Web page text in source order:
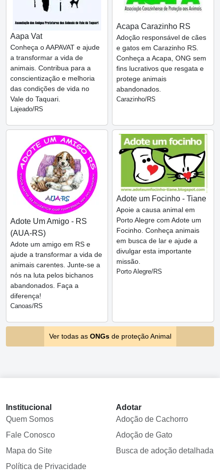
Aapa Vat
Conheça o AAPAVAT e ajude
a transformar a vida de
animais. Contribua para a
conscientização e melhoria
das condições de vida no
Vale do Taquari.
Lajeado/RS
Acapa Carazinho RS
Adoção responsável de cães
e gatos em Carazinho RS.
Conheça a Acapa, ONG sem
fins lucrativos que resgata e
protege animais
abandonados.
Carazinho/RS
Adote Um Amigo - RS
(AUA-RS)
Adote um amigo em RS e
ajude a transformar a vida de
animais carentes. Junte-se a
nós na luta pelos bichanos
abandonados. Faça a
diferença!
Canoas/RS
Adote um Focinho - Tiane
Apoie a causa animal em
Porto Alegre com Adote um
Focinho. Conheça animais
em busca de lar e ajude a
divulgar esta importante
missão.
Porto Alegre/RS
Ver todas as ONGsde proteção Animal
Institucional
Quem Somos
Fale Conosco
Mapa do Site
Política de Privacidade
Adotar
Adoção de Cachorro
Adoção de Gato
Busca de adoção detalhada